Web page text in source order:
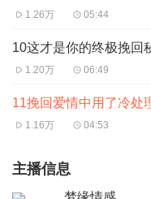
1.26万 05:44
1.20万 06:49
11挽回爱情中用了冷处
1.16万 04:53
主播信息